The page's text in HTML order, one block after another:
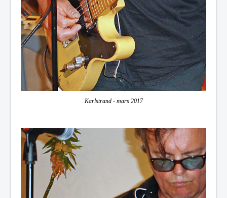
Karlstrand - mars 2017